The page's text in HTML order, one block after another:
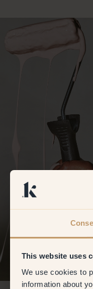
This website uses
We use cookies to
information about